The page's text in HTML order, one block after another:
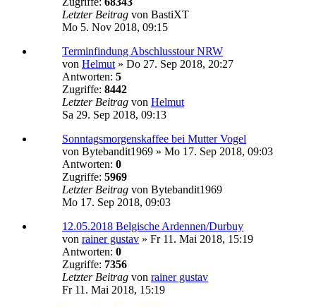
Letzter Beitrag von BastiXT
Mo 5. Nov 2018, 09:15
Terminfindung Abschlusstour NRW
von Helmut » Do 27. Sep 2018, 20:27
Antworten: 5
Zugriffe: 8442
Letzter Beitrag von Helmut
Sa 29. Sep 2018, 09:13
Sonntagsmorgenskaffee bei Mutter Vogel
von Bytebandit1969 » Mo 17. Sep 2018, 09:03
Antworten: 0
Zugriffe: 5969
Letzter Beitrag von Bytebandit1969
Mo 17. Sep 2018, 09:03
12.05.2018 Belgische Ardennen/Durbuy
von rainer gustav » Fr 11. Mai 2018, 15:19
Antworten: 0
Zugriffe: 7356
Letzter Beitrag von rainer gustav
Fr 11. Mai 2018, 15:19